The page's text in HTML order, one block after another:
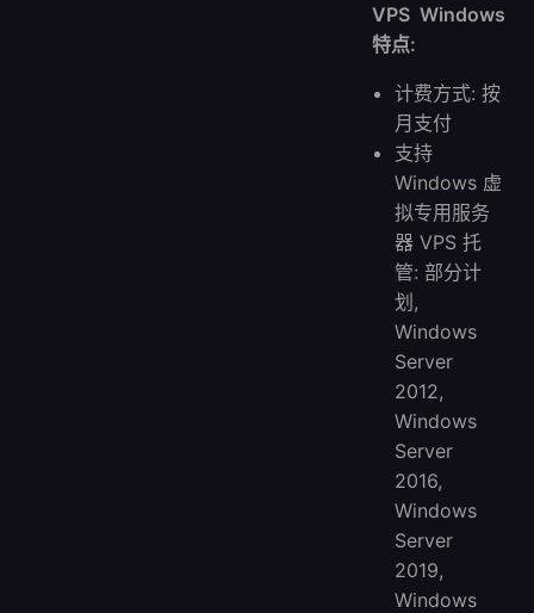
VPS Windows
特点:
计费方式: 按
月支付
支持
Windows 虚
拟专用服务
器 VPS 托
管: 部分计
划,
Windows
Server
2012,
Windows
Server
2016,
Windows
Server
2019,
Windows